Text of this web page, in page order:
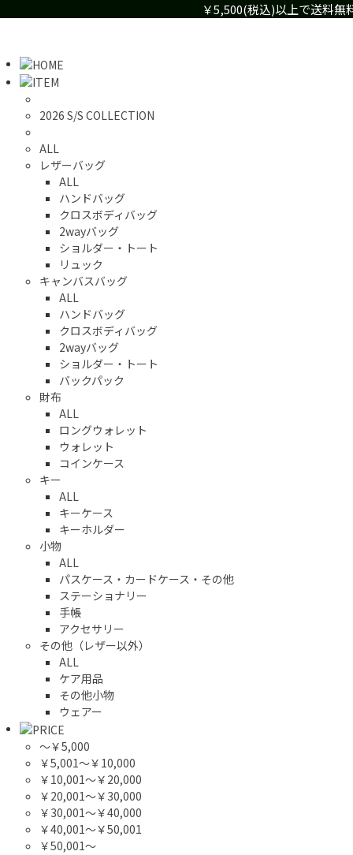
2026 S/S COLLECTION
ALL
レザーバッグ
ALL
ハンドバッグ
クロスボディバッグ
2wayバッグ
ショルダー・トート
リュック
キャンバスバッグ
ALL
ハンドバッグ
クロスボディバッグ
2wayバッグ
ショルダー・トート
バックパック
財布
ALL
ロングウォレット
ウォレット
コインケース
キー
ALL
キーケース
キーホルダー
小物
ALL
パスケース・カードケース・その他
ステーショナリー
手帳
アクセサリー
その他（レザー以外）
ALL
ケア用品
その他小物
ウェアー
～￥5,000
￥5,001～￥10,000
￥10,001～￥20,000
￥20,001～￥30,000
￥30,001～￥40,000
￥40,001～￥50,001
￥50,001～
￥5,500(税込)以上で送料無